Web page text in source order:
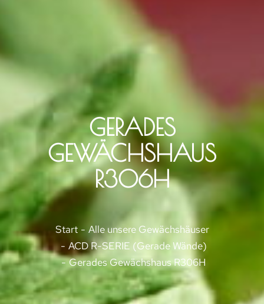
GERADES
GEWÄCHSHAUS
R306H
Sie befinden sich hier:
Start
Alle unsere Gewächshäuser
ACD R-SERIE (Gerade Wände)
Gerades Gewächshaus R306H